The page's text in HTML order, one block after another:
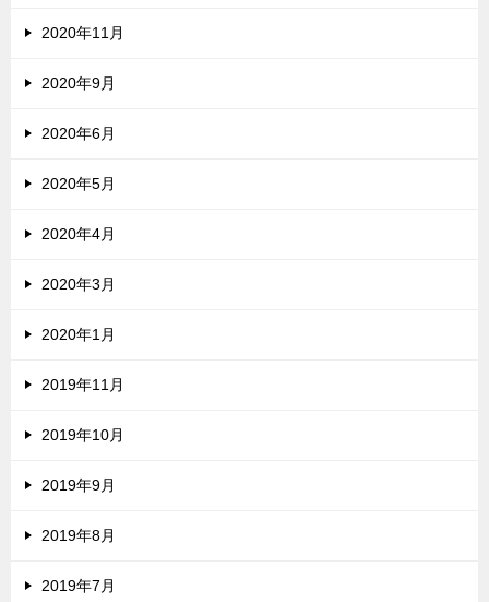
2020年11月
2020年9月
2020年6月
2020年5月
2020年4月
2020年3月
2020年1月
2019年11月
2019年10月
2019年9月
2019年8月
2019年7月